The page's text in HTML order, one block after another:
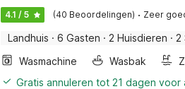
4.1 / 5 (40 Beoordelingen) · Zeer
Landhuis · 6 Gasten · 2 Huisdieren · 2
Wasmachine
Wasbak
Gratis annuleren tot 21 dagen voor